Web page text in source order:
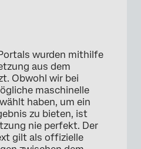
×
wurden mithilfe
aus dem
Obwohl wir bei
maschinelle
haben, um ein
zu bieten, ist
nie perfekt. Der
gilt als offizielle